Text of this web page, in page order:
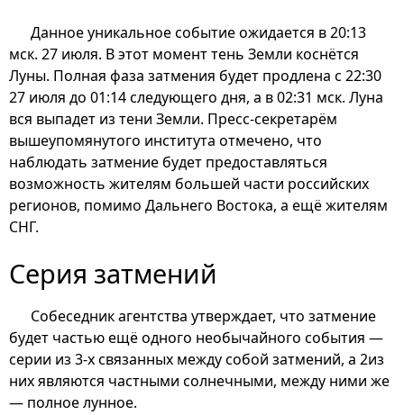
Данное уникальное событие ожидается в 20:13
мск. 27 июля. В этот момент тень Земли коснётся
Луны. Полная фаза затмения будет продлена с 22:30
27 июля до 01:14 следующего дня, а в 02:31 мск. Луна
вся выпадет из тени Земли. Пресс-секретарём
вышеупомянутого института отмечено, что
наблюдать затмение будет предоставляться
возможность жителям большей части российских
регионов, помимо Дальнего Востока, а ещё жителям
СНГ.
Серия затмений
Собеседник агентства утверждает, что затмение
будет частью ещё одного необычайного события —
серии из 3-х связанных между собой затмений, а 2из
них являются частными солнечными, между ними же
— полное лунное.